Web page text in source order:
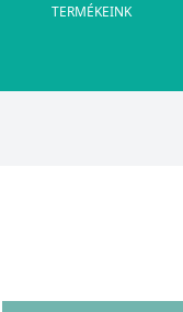
TERMÉKEINK